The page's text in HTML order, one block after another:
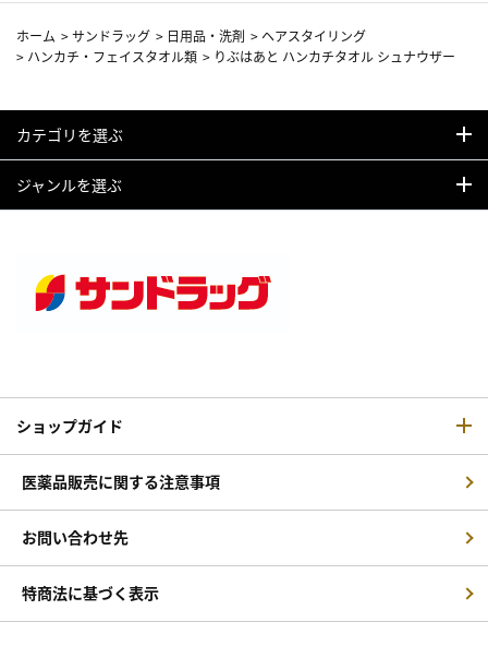
ホーム >サンドラッグ > 日用品・洗剤 > ヘアスタイリング
> ハンカチ・フェイスタオル類 > りぶはあと ハンカチタオル シュナウザー
カテゴリを選ぶ
ジャンルを選ぶ
ショップガイド
医薬品販売に関する注意事項
お問い合わせ先
特商法に基づく表示